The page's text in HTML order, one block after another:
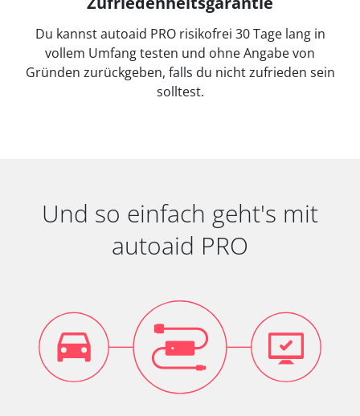
Du kannst autoaid PRO risikofrei 30 Tage lang in
vollem Umfang testen und ohne Angabe von
Gründen zurückgeben, falls du nicht zufrieden sein
solltest.
Und so einfach geht's mit
autoaid PRO